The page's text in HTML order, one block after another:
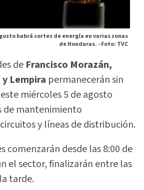
habrá cortes de energía en varias zonas
de Honduras. -Foto: TVC
de Francisco Morazán,
Lempira permanecerán sin
miércoles 5 de agosto
de mantenimiento
y líneas de distribución.
comenzarán desde las 8:00 de
el sector, finalizarán entre las
tarde.